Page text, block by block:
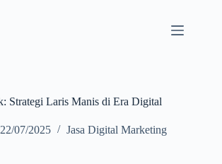
Strategi Laris Manis di Era Digital
22/07/2025 Jasa Digital Marketing